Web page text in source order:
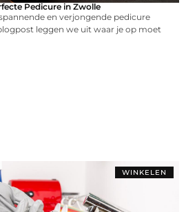
Pedicure in Zwolle
en verjongende pedicure
leggen we uit waar je op moet
WINKELEN